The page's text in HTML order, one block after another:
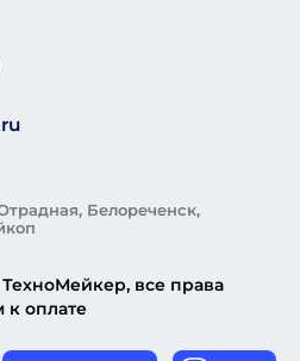
Белореченск,
все права
оплате